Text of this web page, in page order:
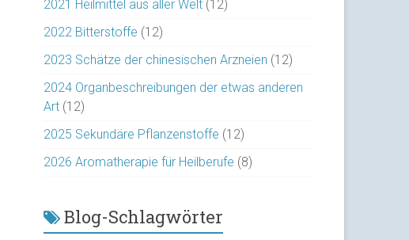
2021 Heilmittel aus aller Welt (12)
2022 Bitterstoffe (12)
2023 Schätze der chinesischen Arzneien (12)
2024 Organbeschreibungen der etwas anderen
Art (12)
2025 Sekundäre Pflanzenstoffe (12)
2026 Aromatherapie für Heilberufe (8)
Blog-Schlagwörter